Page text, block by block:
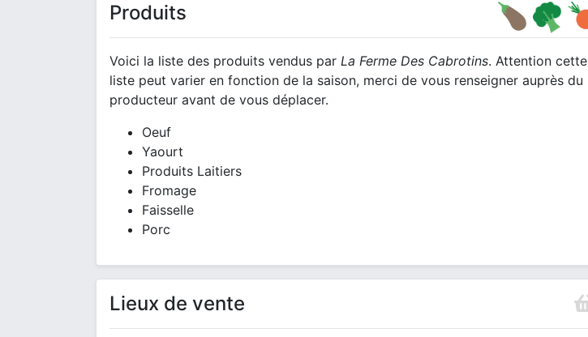
Produits
Voici la liste des produits vendus par La Ferme Des Cabrotins. Attention cette
liste peut varier en fonction de la saison, merci de vous renseigner auprès du
producteur avant de vous déplacer.
Oeuf
Yaourt
Produits Laitiers
Fromage
Faisselle
Porc
Lieux de vente